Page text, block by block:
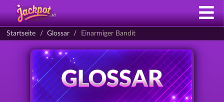
Startseite Glossar Einarmiger Bandit